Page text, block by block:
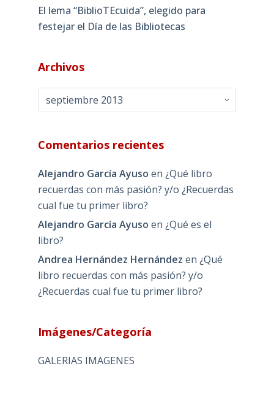
El lema “BiblioTEcuida”, elegido para
festejar el Día de las Bibliotecas
Archivos
Archivos
Comentarios recientes
Alejandro García Ayuso en ¿Qué libro
recuerdas con más pasión? y/o ¿Recuerdas
cual fue tu primer libro?
Alejandro García Ayuso en ¿Qué es el
libro?
Andrea Hernández Hernández en ¿Qué
libro recuerdas con más pasión? y/o
¿Recuerdas cual fue tu primer libro?
Imágenes/Categoría
GALERIAS IMAGENES